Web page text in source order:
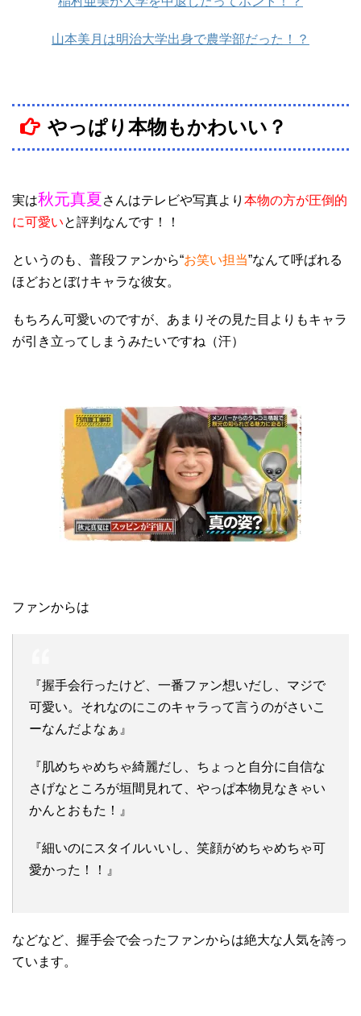
山本美月は明治大学出身で農学部だった！？
やっぱり本物もかわいい？
実は秋元真夏さんはテレビや写真より 本物の方が圧倒的
に可愛いと評判なんです！！
というのも、普段ファンから“お笑い担当”なんて呼ばれる
ほどおとぼけキャラな彼女。
もちろん可愛いのですが、あまりその見た目よりもキャラ
が引き立ってしまうみたいですね（汗）
ファンからは
『握手会行ったけど、一番ファン想いだし、マジで
可愛い。それなのにこのキャラって言うのがさいこ
ーなんだよなぁ』
『肌めちゃめちゃ綺麗だし、ちょっと自分に自信な
さげなところが垣間見れて、やっぱ本物見なきゃい
かんとおもた！』
『細いのにスタイルいいし、笑顔がめちゃめちゃ可
愛かった！！』
などなど、握手会で会ったファンからは絶大な人気を誇っ
ています。